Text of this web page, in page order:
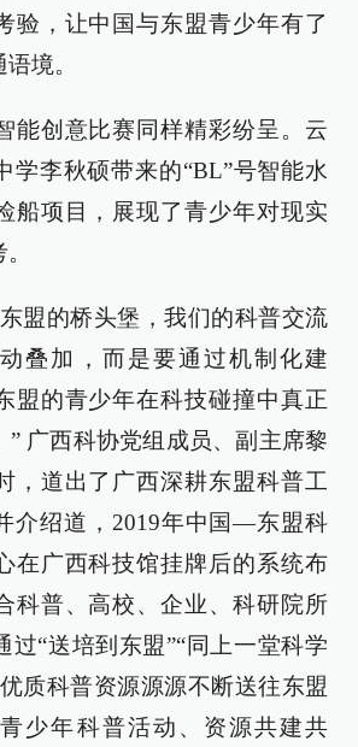
验，让中国与东盟青少年有了
境。
能创意比赛同样精彩纷呈。云
学李秋硕带来的“BL”号智能水
船项目，展现了青少年对现实
盟的桥头堡，我们的科普交流
叠加，而是要通过机制化建
盟的青少年在科技碰撞中真正
” 广西科协党组成员、副主席黎
，道出了广西深耕东盟科普工
介绍道，2019年中国—东盟科
在广西科技馆挂牌后的系统布
科普、高校、企业、科研院所
过“送培到东盟”“同上一堂科学
质科普资源源源不断送往东盟
少年科普活动、资源共建共